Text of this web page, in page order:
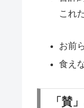
これ
お前
食え
「賛